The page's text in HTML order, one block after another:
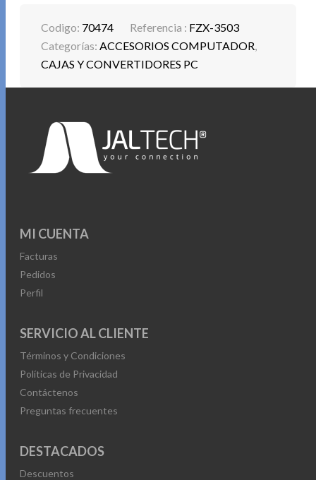
Codigo: 70474 Referencia : FZX-3503
Categorías:ACCESORIOS COMPUTADOR,
CAJAS Y CONVERTIDORES PC
MI CUENTA
Facturas
Pedidos
Perfil
SERVICIO AL CLIENTE
Términos y Condiciones
Políticas de Privacidad
Contáctenos
Preguntas frecuentes
DESTACADOS
Descuentos